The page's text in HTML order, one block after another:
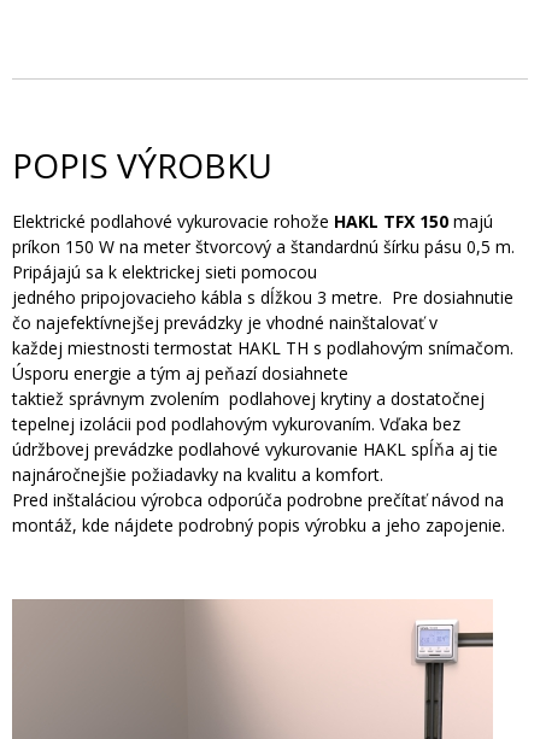
POPIS VÝROBKU
Elektrické podlahové vykurovacie rohože HAKL TFX 150 majú
príkon 150 W na meter štvorcový a štandardnú šírku pásu 0,5 m.
Pripájajú sa k elektrickej sieti pomocou
jedného pripojovacieho kábla s dĺžkou 3 metre. Pre dosiahnutie
čo najefektívnejšej prevádzky je vhodné nainštalovať v
každej miestnosti termostat HAKL TH s podlahovým snímačom.
Úsporu energie a tým aj peňazí dosiahnete
taktiež správnym zvolením podlahovej krytiny a dostatočnej
tepelnej izolácii pod podlahovým vykurovaním. Vďaka bez
údržbovej prevádzke podlahové vykurovanie HAKL spĺňa aj tie
najnáročnejšie požiadavky na kvalitu a komfort.
Pred inštaláciou výrobca odporúča podrobne prečítať návod na
montáž, kde nájdete podrobný popis výrobku a jeho zapojenie.